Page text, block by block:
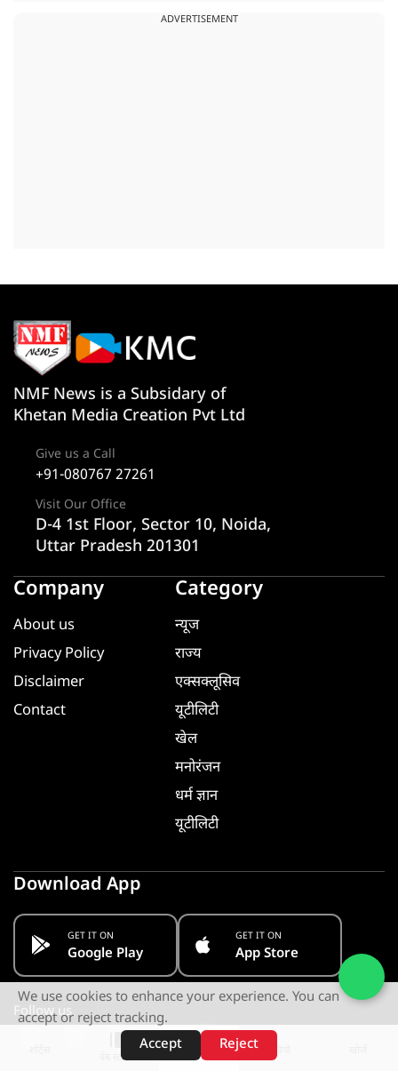
ADVERTISEMENT
वेब स्टोरीज़
NMF News is a Subsidary of
Khetan Media Creation Pvt Ltd
Give us a Call
+91-080767 27261
Visit Our Office
D-4 1st Floor, Sector 10, Noida,
Uttar Pradesh 201301
Company
About us
Privacy Policy
Disclaimer
Contact
Category
न्यूज
राज्य
एक्सक्लूसिव
यूटीलिटी
खेल
मनोरंजन
धर्म ज्ञान
यूटीलिटी
Download App
GET IT ON
Google Play
GET IT ON
App Store
Follow us
We use cookies to enhance your experience. You can
accept or reject tracking.
Accept
Reject